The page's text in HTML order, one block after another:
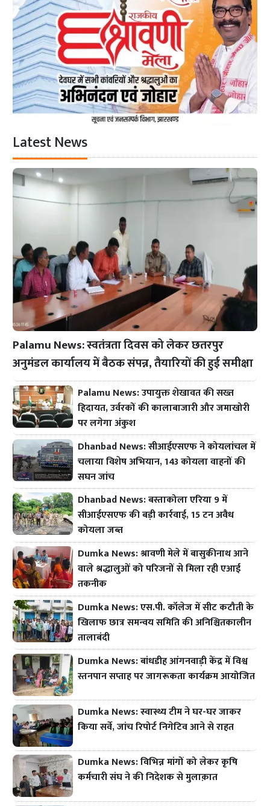
Latest News
Palamu News: स्वतंत्रता दिवस को लेकर छतरपुर
अनुमंडल कार्यालय में बैठक संपन्न, तैयारियों की हुई समीक्षा
Palamu News: उपायुक्त शेखावत की सख्त
हिदायत, उर्वरकों की कालाबाजारी और जमाखोरी
पर लगेगा अंकुश
Dhanbad News: सीआईएसएफ ने कोयलांचल में
चलाया विशेष अभियान, 143 कोयला वाहनों की
सघन जांच
Dhanbad News: बस्ताकोला एरिया 9 में
सीआईएसएफ की बड़ी कार्रवाई, 15 टन अवैध
कोयला जब्त
Dumka News: श्रावणी मेले में बासुकीनाथ आने
वाले श्रद्धालुओं को परिजनों से मिला रही एआई
तकनीक
Dumka News: एस.पी. कॉलेज में सीट कटौती के
खिलाफ छात्र समन्वय समिति की अनिश्चितकालीन
तालाबंदी
Dumka News: बांधडीह आंगनवाड़ी केंद्र में विश्व
स्तनपान सप्ताह पर जागरूकता कार्यक्रम आयोजित
Dumka News: स्वास्थ्य टीम ने घर-घर जाकर
किया सर्वे, जांच रिपोर्ट निगेटिव आने से राहत
Dumka News: विभिन्न मांगों को लेकर कृषि
कर्मचारी संघ ने की निदेशक से मुलाक़ात